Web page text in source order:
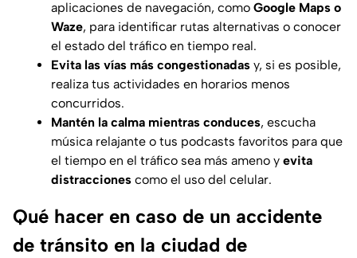
aplicaciones de navegación, como Google Maps o
Waze, para identificar rutas alternativas o conocer
el estado del tráfico en tiempo real.
Evita las vías más congestionadas y, si es posible,
realiza tus actividades en horarios menos
concurridos.
Mantén la calma mientras conduces, escucha
música relajante o tus podcasts favoritos para que
el tiempo en el tráfico sea más ameno y evita
distracciones como el uso del celular.
Qué hacer en caso de un accidente
de tránsito en la ciudad de